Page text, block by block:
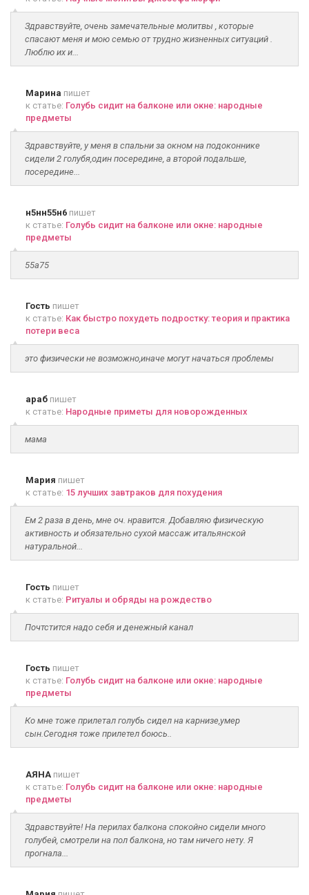
Здравствуйте, очень замечательные молитвы , которые
спасают меня и мою семью от трудно жизненных ситуаций .
Люблю их и...
Марина пишет
к статье: Голубь сидит на балконе или окне: народные
предметы
Здравствуйте, у меня в спальни за окном на подоконнике
сидели 2 голубя,один посередине, а второй подальше,
посередине...
н5нн55н6 пишет
к статье: Голубь сидит на балконе или окне: народные
предметы
55а75
Гость пишет
к статье: Как быстро похудеть подростку: теория и практика
потери веса
это физически не возможно,иначе могут начаться проблемы
араб пишет
к статье: Народные приметы для новорожденных
мама
Мария пишет
к статье: 15 лучших завтраков для похудения
Ем 2 раза в день, мне оч. нравится. Добавляю физическую
активность и обязательно сухой массаж итальянской
натуральной...
Гость пишет
к статье: Ритуалы и обряды на рождество
Почтстится надо себя и денежный канал
Гость пишет
к статье: Голубь сидит на балконе или окне: народные
предметы
Ко мне тоже прилетал голубь сидел на карнизе,умер
сын.Сегодня тоже прилетел боюсь..
АЯНА пишет
к статье: Голубь сидит на балконе или окне: народные
предметы
Здравствуйте! На перилах балкона спокойно сидели много
голубей, смотрели на пол балкона, но там ничего нету. Я
прогнала...